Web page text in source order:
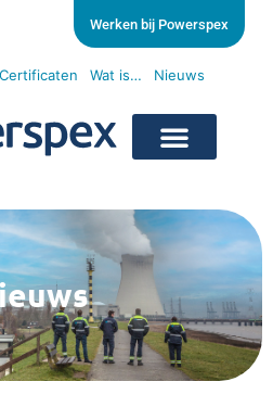
Certificaten Wat is… Nieuws
Werken bij Powerspex